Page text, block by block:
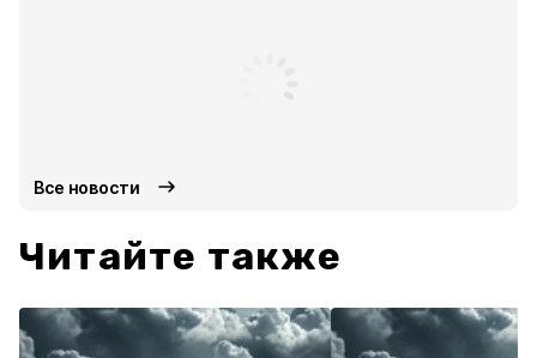
Все новости
Читайте также